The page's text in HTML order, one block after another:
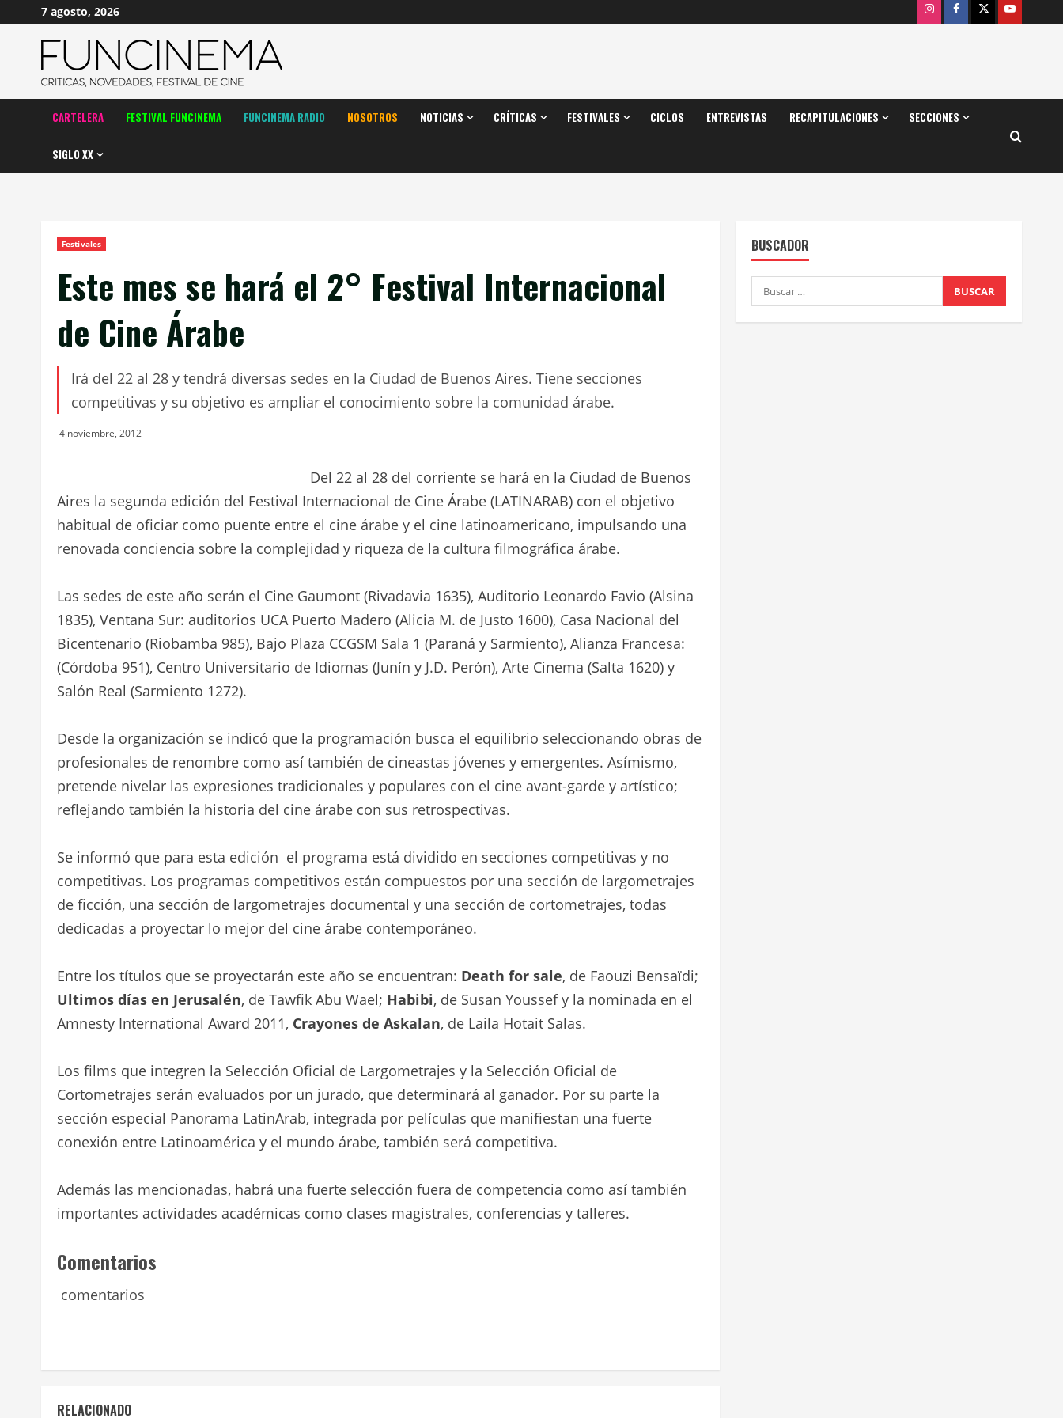
contenido
7 agosto, 2026 InstagramFacebook
X Youtube
CARTELERA FESTIVAL FUNCINEMA FUNCINEMA RADIO NOSOTROS NOTICIAS CRÍTICAS FESTIVALES CICLOS ENTREVISTAS RECAPITULACIONES SECCIONES
SIGLO XX
Festivales
Este mes se hará el 2° Festival Internacional
de Cine Árabe
Irá del 22 al 28 y tendrá diversas sedes en la Ciudad de Buenos Aires. Tiene secciones
competitivas y su objetivo es ampliar el conocimiento sobre la comunidad árabe.
4 noviembre, 2012
Del 22 al 28 del corriente se hará en la Ciudad de Buenos
Aires la segunda edición del Festival Internacional de Cine Árabe (LATINARAB) con el objetivo
habitual de oficiar como puente entre el cine árabe y el cine latinoamericano, impulsando una
renovada conciencia sobre la complejidad y riqueza de la cultura filmográfica árabe.
Las sedes de este año serán el Cine Gaumont (Rivadavia 1635), Auditorio Leonardo Favio (Alsina
1835), Ventana Sur: auditorios UCA Puerto Madero (Alicia M. de Justo 1600), Casa Nacional del
Bicentenario (Riobamba 985), Bajo Plaza CCGSM Sala 1 (Paraná y Sarmiento), Alianza Francesa:
(Córdoba 951), Centro Universitario de Idiomas (Junín y J.D. Perón), Arte Cinema (Salta 1620) y
Salón Real (Sarmiento 1272).
Desde la organización se indicó que la programación busca el equilibrio seleccionando obras de
profesionales de renombre como así también de cineastas jóvenes y emergentes. Asímismo,
pretende nivelar las expresiones tradicionales y populares con el cine avant-garde y artístico;
reflejando también la historia del cine árabe con sus retrospectivas.
Se informó que para esta edición el programa está dividido en secciones competitivas y no
competitivas. Los programas competitivos están compuestos por una sección de largometrajes
de ficción, una sección de largometrajes documental y una sección de cortometrajes, todas
dedicadas a proyectar lo mejor del cine árabe contemporáneo.
Entre los títulos que se proyectarán este año se encuentran: Death for sale, de Faouzi Bensaïdi;
Ultimos días en Jerusalén, de Tawfik Abu Wael; Habibi, de Susan Youssef y la nominada en el
Amnesty International Award 2011, Crayones de Askalan, de Laila Hotait Salas.
Los films que integren la Selección Oficial de Largometrajes y la Selección Oficial de
Cortometrajes serán evaluados por un jurado, que determinará al ganador. Por su parte la
sección especial Panorama LatinArab, integrada por películas que manifiestan una fuerte
conexión entre Latinoamérica y el mundo árabe, también será competitiva.
Además las mencionadas, habrá una fuerte selección fuera de competencia como así también
importantes actividades académicas como clases magistrales, conferencias y talleres.
Comentarios
comentarios
RELACIONADO
BUSCADOR
Buscar: